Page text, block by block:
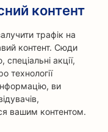
контент
трафік на
контент. Сюди
акції,
технології
ви
вашим контентом.